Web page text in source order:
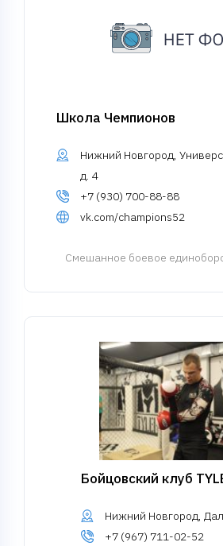
Школа Чемпионов
Нижний Новгород,
д. 4
+7 (930) 700-88-88
vk.com/champions52
Смешанное боевое
Бойцовский клуб
Нижний Новгород,
+7 (967) 711-02-52